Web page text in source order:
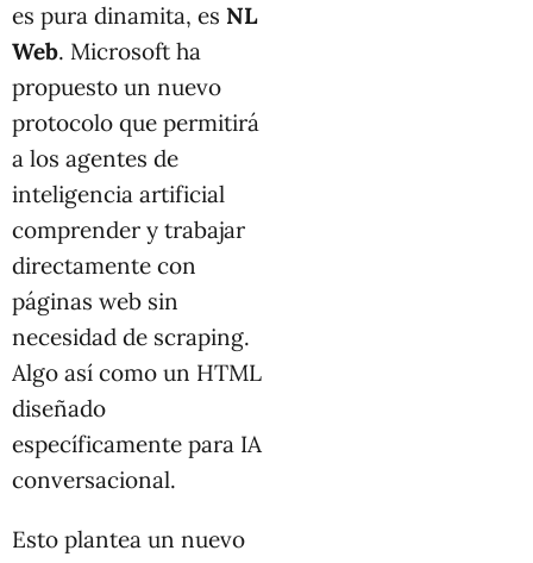
es pura dinamita, es NL
Web. Microsoft ha
propuesto un nuevo
protocolo que permitirá
a los agentes de
inteligencia artificial
comprender y trabajar
directamente con
páginas web sin
necesidad de scraping.
Algo así como un HTML
diseñado
específicamente para IA
conversacional.
Esto plantea un nuevo